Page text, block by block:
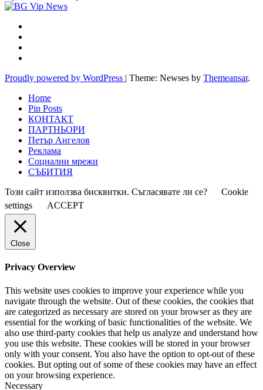
Proudly powered by WordPress | Theme: Newses by Themeansar.
Home
Pin Posts
КОНТАКТ
ПАРТНЬОРИ
Петър Ангелов
Реклама
Социални мрежи
СЪБИТИЯ
Този сайт използва бисквитки. Съгласявате ли се?
Cookie
settings
ACCEPT
Close
Privacy Overview
This website uses cookies to improve your experience while you
navigate through the website. Out of these cookies, the cookies that
are categorized as necessary are stored on your browser as they are
essential for the working of basic functionalities of the website. We
also use third-party cookies that help us analyze and understand how
you use this website. These cookies will be stored in your browser
only with your consent. You also have the option to opt-out of these
cookies. But opting out of some of these cookies may have an effect
on your browsing experience.
Necessary